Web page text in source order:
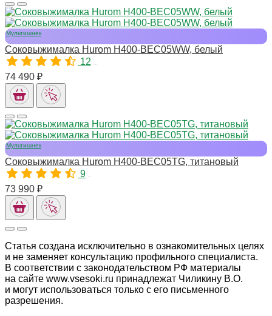
Мультишнек
Соковыжималка Hurom H400-BEC05WW, белый
12
74 490 ₽
Мультишнек
Соковыжималка Hurom H400-BEC05TG, титановый
9
73 990 ₽
Статья создана исключительно в ознакомительных целях
и не заменяет консультацию профильного специалиста.
В соответствии с законодательством РФ материалы
на сайте www.vsesoki.ru принадлежат Чиликину В.О.
и могут использоваться только с его письменного
разрешения.